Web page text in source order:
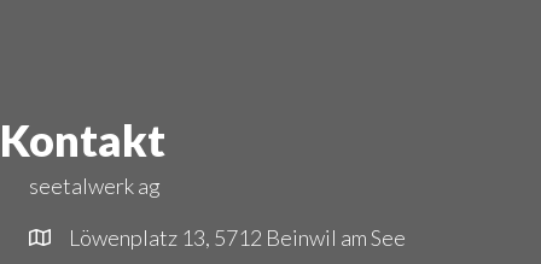
Kontakt
seetalwerk ag
Löwenplatz 13, 5712 Beinwil am See